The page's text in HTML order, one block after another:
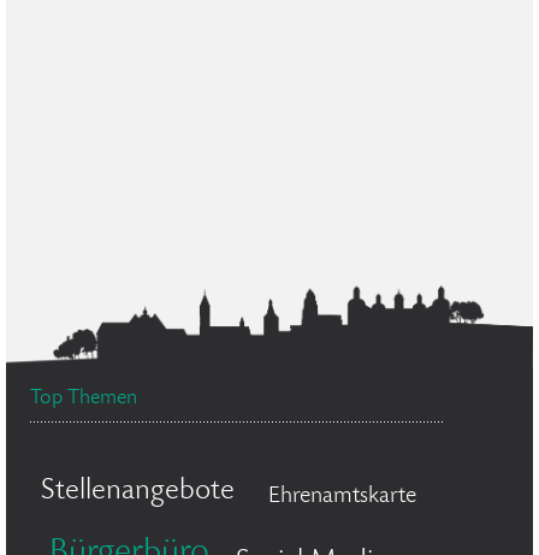
Top Themen
Stellenangebote Ehrenamtskarte